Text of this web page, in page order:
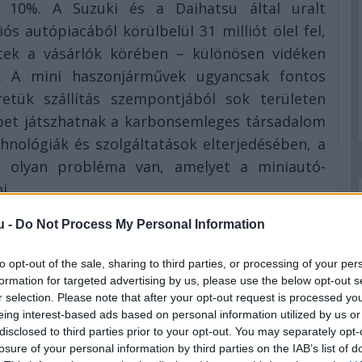
- Do Not Process My Personal Information
opt-out of the sale, sharing to third parties, or processing of your
for targeted advertising by us, please use the below opt-out
selection. Please note that after your opt-out request is processed
interest-based ads based on personal information utilized by us
to third parties prior to your opt-out. You may separately
of your personal information by third parties on the IAB’s list of
10%. A Suzuki és a Daihatsu által uralt
autópiacából körülbelül 31 milliót ölel fel,
a vásárlók körében – különösen vidéken
A mini haszonjárművek ugyancsak fontos
szállítás szempontjából sok területen
játszhatnak a karbonsemleges társadalom
és szolgáltatások elterjedésében, a
olyan probléma van, amelyet a miniautó-
felgyorsítsa a CASE technológiák és
és terjesztését. Mindezt úgy szeretnék
buszgyártó leányvállalata, a Hino, valamit
CASE technológiáival ötvözik, miközben
kezelésében és a karbonsemleges